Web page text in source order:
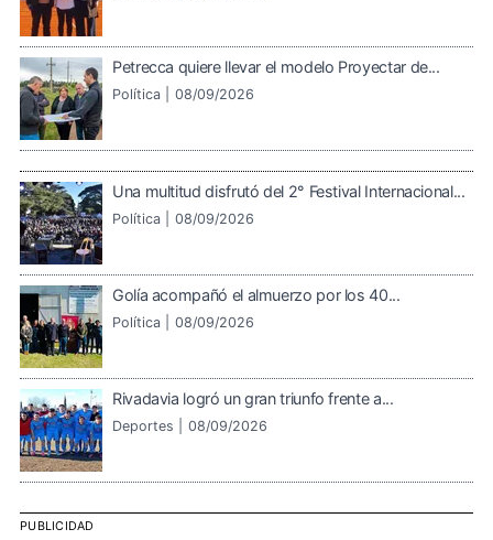
Petrecca quiere llevar el modelo Proyectar de...
Política | 08/09/2026
Una multitud disfrutó del 2° Festival Internacional...
Política | 08/09/2026
Golía acompañó el almuerzo por los 40...
Política | 08/09/2026
Rivadavia logró un gran triunfo frente a...
Deportes | 08/09/2026
PUBLICIDAD